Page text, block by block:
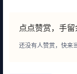
点点赞赏，手
还没有人赞赏，快来